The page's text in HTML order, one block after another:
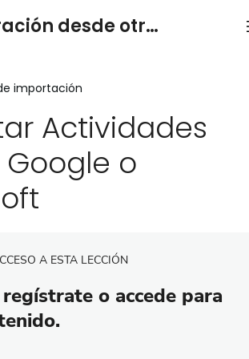
Migración desde otros CRM
Contactos de otras
de importación
importación
Actividades
o
A ESTA LECCIÓN
o accede para